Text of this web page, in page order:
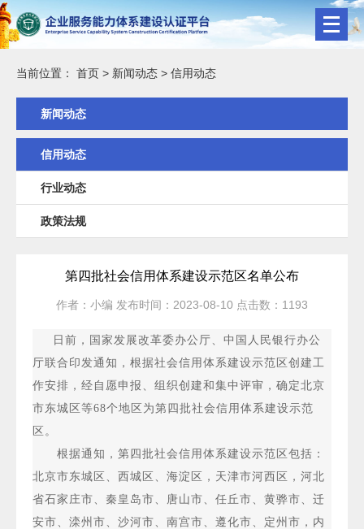
当前位置： 首页 > 新闻动态 > 信用动态
新闻动态
信用动态
行业动态
政策法规
第四批社会信用体系建设示范区名单公布
作者： 小编 发布时间： 2023-08-10 点击数： 1193
日前，国家发展改革委办公厅、中国人民银行办公
厅联合印发通知，根据社会信用体系建设示范区创建工
作安排，经自愿申报、组织创建和集中评审，确定北京
市东城区等68个地区为第四批社会信用体系建设示范
区。
根据通知，第四批社会信用体系建设示范区包括：
北京市东城区、西城区、海淀区，天津市河西区，河北
省石家庄市、秦皇岛市、唐山市、任丘市、黄骅市、迁
安市、滦州市、沙河市、南宫市、遵化市、定州市，内